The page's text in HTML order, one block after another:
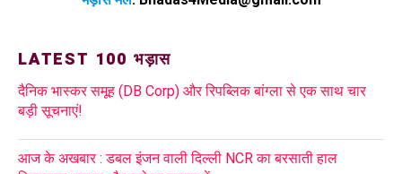
LATEST 100 भड़ास
दैनिक भास्कर समूह (DB Corp) और रिपब्लिक बांग्ला से एक साथ चार
बड़ी सूचनाएं!
आज के अखबार : डबल इंजन वाली दिल्ली NCR का बरसाती हाल